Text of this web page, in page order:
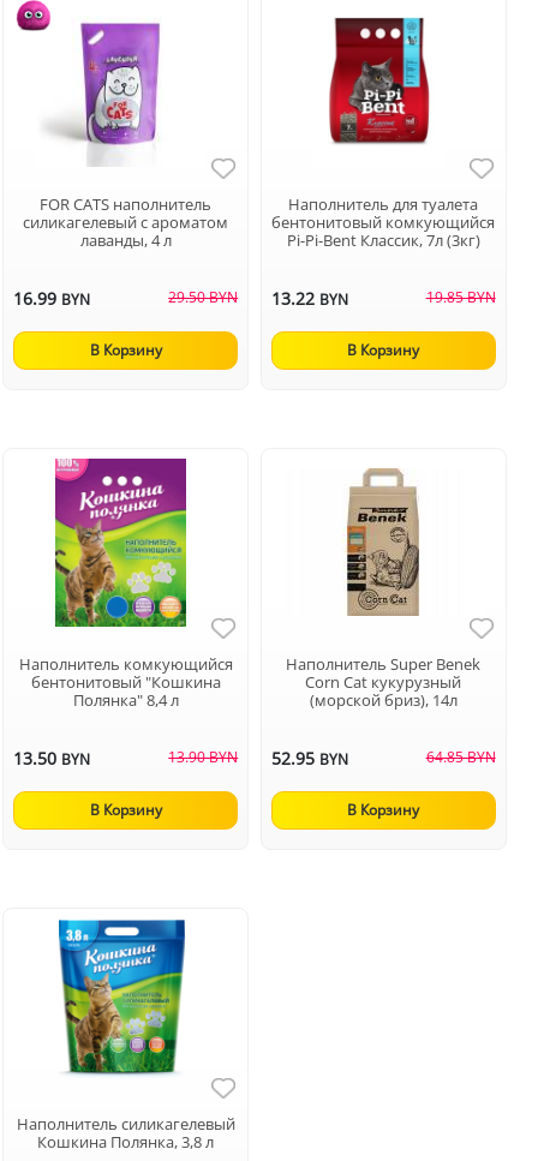
FOR CATS наполнитель
силикагелевый с ароматом
лаванды, 4 л
16.99 BYN 29.50 BYN
В Корзину
Наполнитель для туалета
бентонитовый комкующийся
Pi-Pi-Bent Классик, 7л (3кг)
13.22 BYN 19.85 BYN
В Корзину
Наполнитель комкующийся
бентонитовый "Кошкина
Полянка" 8,4 л
13.50 BYN 13.90 BYN
В Корзину
Наполнитель Super Benek
Corn Cat кукурузный
(морской бриз), 14л
52.95 BYN 64.85 BYN
В Корзину
Наполнитель силикагелевый
Кошкина Полянка, 3,8 л